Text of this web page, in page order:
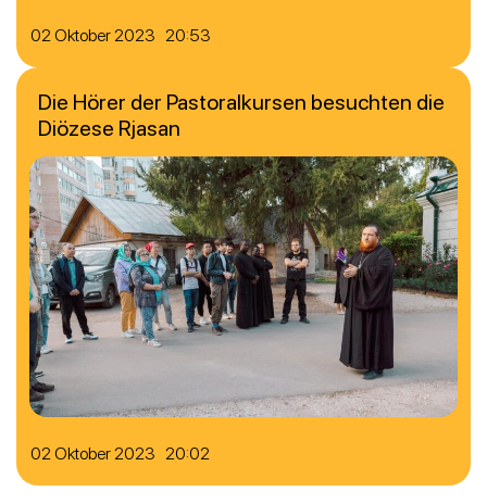
02 Oktober 2023 20:53
02 Oktober 2023 20:02
Die Hörer der Pastoralkursen besuchten die
Diözese Rjasan